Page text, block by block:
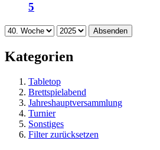
5
Absenden
Kategorien
Tabletop
Brettspielabend
Jahreshauptversammlung
Turnier
Sonstiges
Filter zurücksetzen